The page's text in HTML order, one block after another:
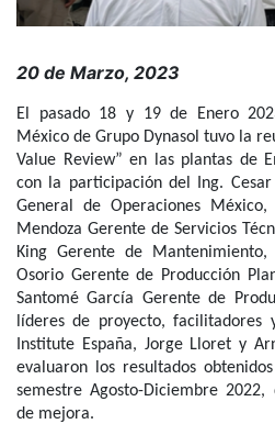
20 de Marzo, 2023
El pasado 18 y 19 de Enero
México de Grupo Dynasol tuvo la
Value Review” en las plantas de
con la participación del Ing.
General de Operaciones
Mendoza Gerente de Servicios
King Gerente de
Osorio Gerente de Producción
Santomé García Gerente de
líderes de proyecto, facilitadores
Institute España, Jorge Lloret y
evaluaron los resultados
semestre Agosto-Diciembre
de mejora.